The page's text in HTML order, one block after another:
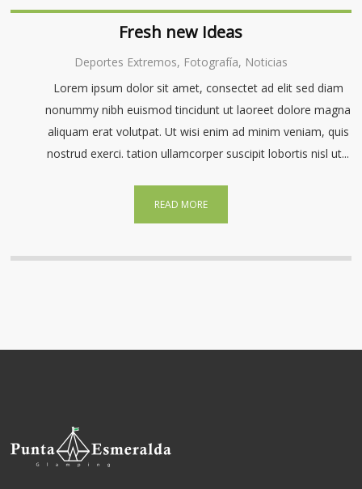
Fresh new Ideas
Deportes Extremos, Fotografía, Noticias
Lorem ipsum dolor sit amet, consectet ad elit sed diam
nonummy nibh euismod tincidunt ut laoreet dolore magna
aliquam erat volutpat. Ut wisi enim ad minim veniam, quis
nostrud exerci. tation ullamcorper suscipit lobortis nisl ut...
READ MORE